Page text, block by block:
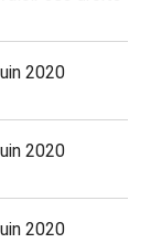
2020
2020
2020